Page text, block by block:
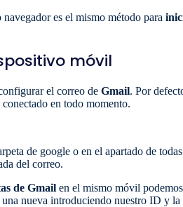
es el mismo método para
móvil
el correo de Gmail. Por
en todo momento.
de google o en el apartado de
del correo.
de Gmail en el mismo móvil
nueva introduciendo nuestro ID y la